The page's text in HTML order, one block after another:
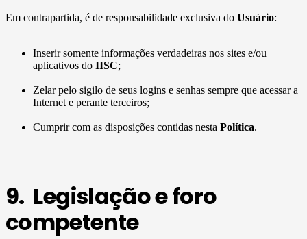
Em contrapartida, é de responsabilidade exclusiva do Usuário:
Inserir somente informações verdadeiras nos sites e/ou
aplicativos do IISC;
Zelar pelo sigilo de seus logins e senhas sempre que acessar a
Internet e perante terceiros;
Cumprir com as disposições contidas nesta Política.
9. Legislação e foro
competente